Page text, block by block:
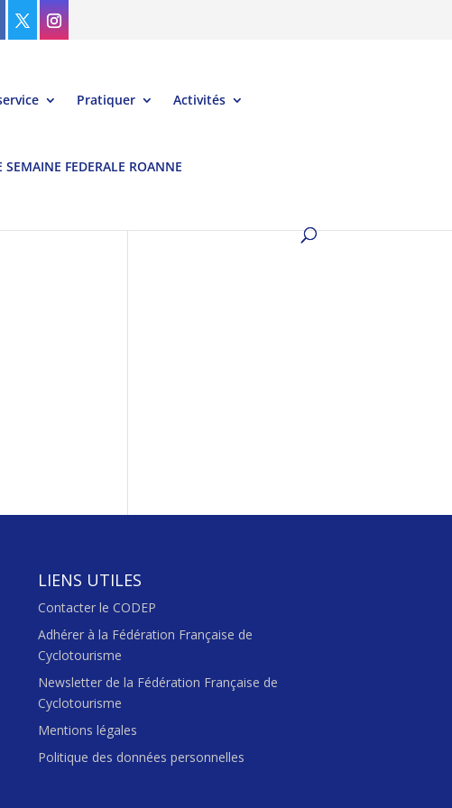
Pratiquer Activités
SEMAINE FEDERALE ROANNE
LIENS UTILES
Contacter le CODEP
Adhérer à la Fédération Française de
Cyclotourisme
Newsletter de la Fédération Française de
Cyclotourisme
Mentions légales
Politique des données personnelles